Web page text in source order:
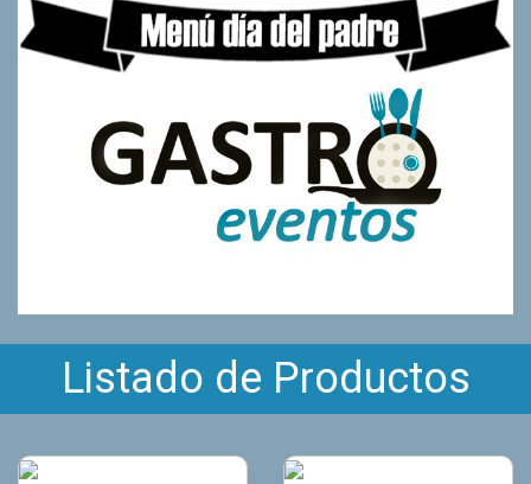
Listado de Productos